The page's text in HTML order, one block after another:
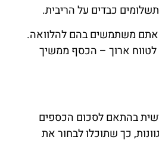
כבדים על הריבית.
משתמשים בהם להלוואה.
לטווח ארוך – הכסף ממשיך
בהתאם לסכום הכספים
כך שתוכלו לבחור את